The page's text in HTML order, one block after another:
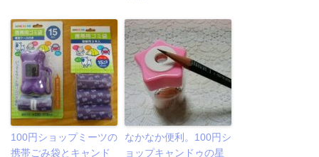
100円ショップミーツの
携帯ごみ袋とキャンド
なかなか便利。100円シ
ョップキャンドゥの星